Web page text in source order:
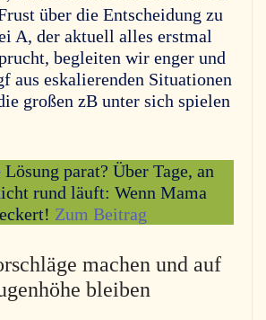
über die Entscheidung zu
A, der aktuell alles erstmal
begleiten wir enger und
aus eskalierenden Situationen
großen zB unter sich spielen
parat? Über Tage, an
rund läuft: Wenn Mama
Zum Beitrag
machen und auf
bleiben